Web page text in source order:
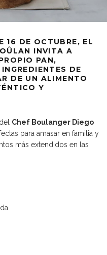
16 DE OCTUBRE, EL
INVITA A
PAN,
DE
DE UN ALIMENTO
Y
Chef Boulanger Diego
para amasar en familia y
más extendidos en las